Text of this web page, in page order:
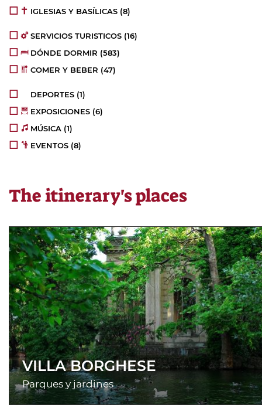
IGLESIAS Y BASÍLICAS (8)
SERVICIOS TURISTICOS (16)
DÓNDE DORMIR (583)
COMER Y BEBER (47)
DEPORTES (1)
EXPOSICIONES (6)
MÚSICA (1)
EVENTOS (8)
The itinerary's places
VILLA BORGHESE
Parques y jardines